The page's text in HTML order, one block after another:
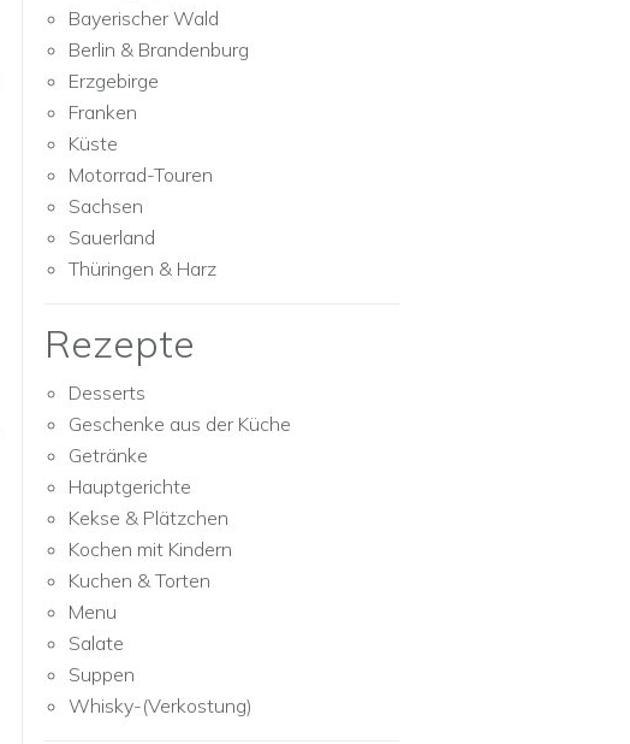
Bayerischer Wald
Berlin & Brandenburg
Erzgebirge
Franken
Küste
Motorrad-Touren
Sachsen
Sauerland
Thüringen & Harz
Rezepte
Desserts
Geschenke aus der Küche
Getränke
Hauptgerichte
Kekse & Plätzchen
Kochen mit Kindern
Kuchen & Torten
Menu
Salate
Suppen
Whisky-(Verkostung)